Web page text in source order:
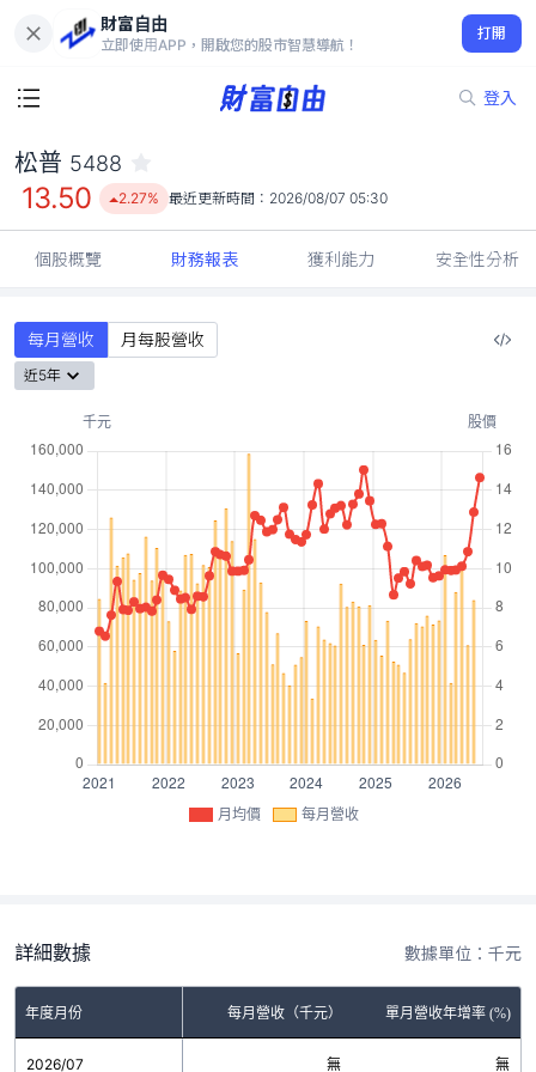
財富自由
立即使用APP，開啟您的股市智慧導航！
打開
登入
13.50
2.27%
松普 5488
13.50 2.27% 最近更新時間： 2026/08/07 05:30
個股概覽 財務報表 獲利能力 安全性分析
每月營收 月每股營收
近5年
月均價 每月營收
詳細數據 數據單位：千元
年度月份 每月營收（千元） 單月營收年增率 (%)
2026/07 無 無